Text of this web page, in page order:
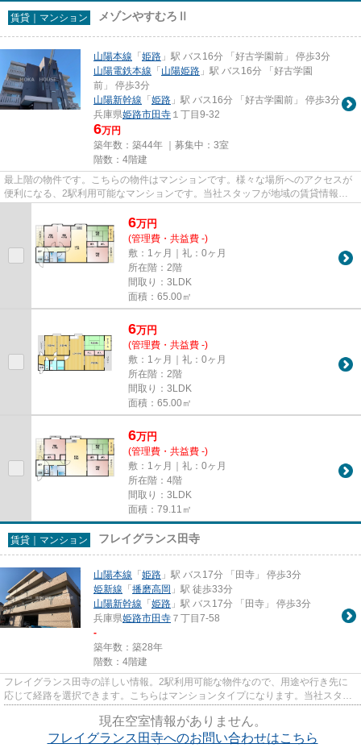
賃貸｜マンション メゾンやすむろⅡ
山陽本線 「姫路 」駅 バス16分 「好古学園前」 停歩3分
山陽電鉄本線 「山陽姫路 」駅 バス16分 「好古学園
前」 停歩3分
山陽新幹線 「姫路 」駅 バス16分 「好古学園前」 停歩3分
兵庫県姫路市田寺 １丁目9-32
6万円
築年数：築44年 ｜募集中： 3室
階数：4階建
最上階の物件です。こちらの物件はマンションです。様々な場所へのアクセスが
便利になる、2駅利用可能なマンションです。当社スタッフが地域の賃貸情報を
ご提供いたします。お客様のこ...
6万円
(管理費・共益費 -)
敷：1ヶ月｜礼：0ヶ月
所在階：2階
間取り：3LDK
面積：65.00㎡
6万円
(管理費・共益費 -)
敷：1ヶ月｜礼：0ヶ月
所在階：2階
間取り：3LDK
面積：65.00㎡
6万円
(管理費・共益費 -)
敷：1ヶ月｜礼：0ヶ月
所在階：4階
間取り：3LDK
面積：79.11㎡
賃貸｜マンション フレイグランス田寺
山陽本線 「姫路 」駅 バス17分 「田寺」 停歩3分
姫新線 「播磨高岡 」駅 徒歩33分
山陽新幹線 「姫路 」駅 バス17分 「田寺」 停歩3分
兵庫県姫路市田寺 ７丁目7-58
-
築年数：築28年
階数：4階建
フレイグランス田寺の詳しい情報。2駅利用可能な物件なので、用途や行き先に
応じて経路を選択できます。こちらはマンションタイプになります。当社スタッ
フが地域の賃貸情報をご提供い...
現在空室情報がありません。
フレイグランス田寺へのお問い合わせはこちら